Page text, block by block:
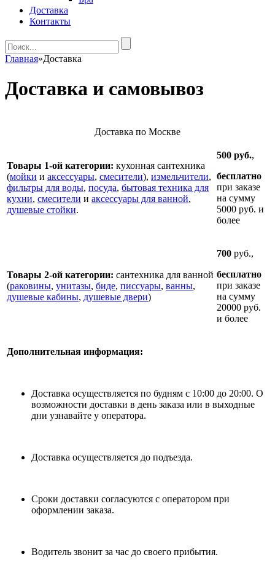
Доставка
Контакты
Главная»Доставка
Доставка и самовывоз
Доставка по Москве
Товары 1-ой категории: кухонная сантехника
(мойки и аксессуары, смесители), измельчители,
фильтры для воды, посуда, бытовая техника для
кухни, смесители и аксессуары для ванной,
душевые стойки.
500 руб.,
бесплатно
при заказе
на сумму
5000 руб. и
более
Товары 2-ой категории: сантехника для ванной
(раковины, унитазы, биде, писсуары, ванны,
душевые кабины, душевые двери)
700 руб.,
бесплатно
при заказе
на сумму
20000 руб.
и более
Дополнительная информация:
Доставка осуществляется по будням с 10:00 до 20:00. О
возможности доставки в день заказа или в выходные
дни узнавайте у оператора.
Доставка осуществляется до подъезда.
Сроки доставки согласуются с оператором при
оформлении заказа.
Водитель звонит за час до своего прибытия.